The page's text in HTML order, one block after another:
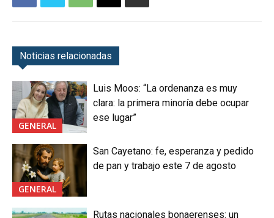
Noticias relacionadas
GENERAL
Luis Moos: “La ordenanza es muy
clara: la primera minoría debe ocupar
ese lugar”
GENERAL
San Cayetano: fe, esperanza y pedido
de pan y trabajo este 7 de agosto
Rutas nacionales bonaerenses: un